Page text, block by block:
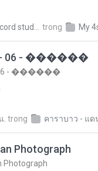
trong My
06 - ������
- ������
. trong
Photograph
Photograph